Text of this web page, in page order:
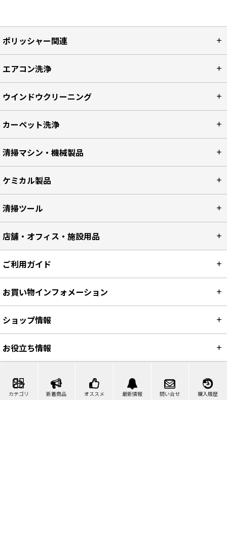
カテゴリ 新着商品 オススメ 最新情報 問い合せ 購入履歴
ポリッシャー関連
エアコン洗浄
ウインドウクリーニング
カーペット洗浄
清掃マシン・機械製品
ケミカル製品
清掃ツール
店舗・オフィス・施設用品
ご利用ガイド
お買い物インフォメーション
ショップ情報
お役立ち情報